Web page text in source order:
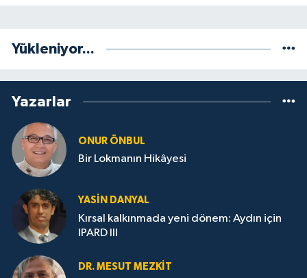
Yükleniyor...
Yazarlar
ONUR ÖNBUL
Bir Lokmanın Hikâyesi
YASIN DANYAL
Kırsal kalkınmada yeni dönem: Aydın için
IPARD III
DR. MESUT MEZKIT